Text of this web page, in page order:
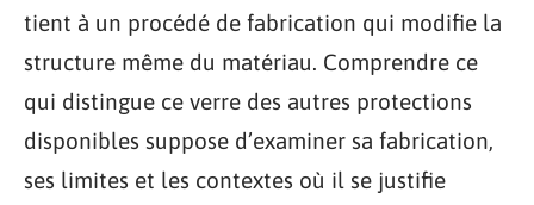
tient à un procédé de fabrication qui modifie la
structure même du matériau. Comprendre ce
qui distingue ce verre des autres protections
disponibles suppose d’examiner sa fabrication,
ses limites et les contextes où il se justifie